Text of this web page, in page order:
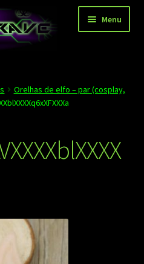
Menu
Orelhas de elfo – par (cosplay,